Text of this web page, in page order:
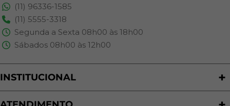
(11) 96336-1585
(11) 5555-3318
Segunda a Sexta 08h00 às 18h00
Sábados 08h00 às 12h00
INSTITUCIONAL
Quem Somos
Nossas Lojas